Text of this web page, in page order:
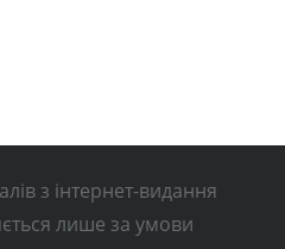
з інтернет-видання
лише за умови